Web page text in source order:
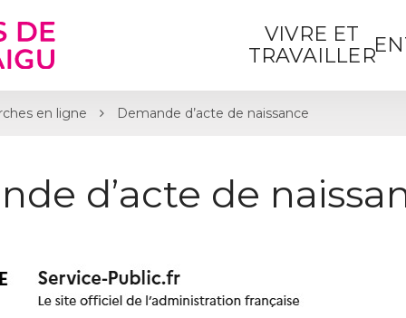
VIVRE ET
TRAVAILLER
en ligne Demande d’acte de naissance
d’acte de